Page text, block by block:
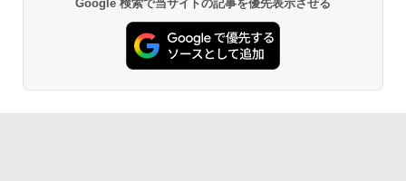
Google 検索で当サイトの記事を優先表示させる